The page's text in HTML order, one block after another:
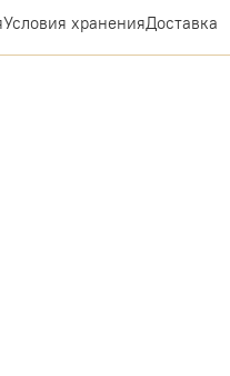
Условия храненияДоставка